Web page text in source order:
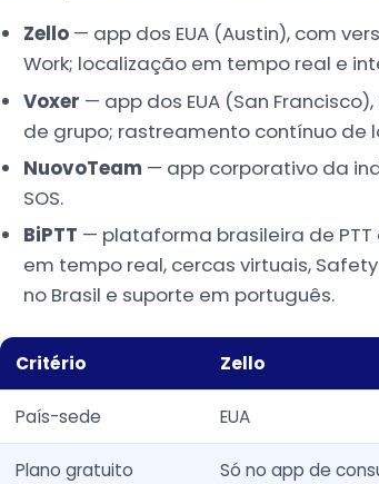
Zello— app dos EUA (Austin), com
Work; localização em tempo real e
Voxer — app dos EUA (San
de grupo; rastreamento contínuo de
NuovoTeam — app corporativo da
SOS.
BiPTT — plataforma brasileira de
em tempo real, cercas virtuais,
no Brasil e suporte em português.
Critério Zello
País-sede EUA
Plano gratuito Só no app de